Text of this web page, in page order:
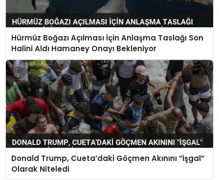
Hürmüz Boğazı Açılması İçin Anlaşma Taslağı Son
Halini Aldı Hamaney Onayı Bekleniyor
Donald Trump, Cueta’daki Göçmen Akınını “İşgal”
Olarak Niteledi